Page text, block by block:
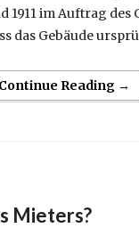
1911 im Auftrag
das Gebäude
Continue Reading →
Mieters?